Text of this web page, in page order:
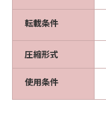
転載条件
圧縮形式
使用条件